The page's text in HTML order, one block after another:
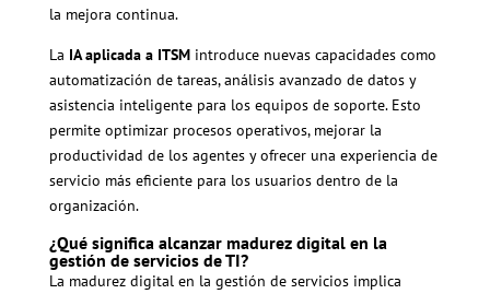
la mejora continua.
La IA aplicada a ITSMintroduce nuevas capacidades como
automatización de tareas, análisis avanzado de datos y
asistencia inteligente para los equipos de soporte. Esto
permite optimizar procesos operativos, mejorar la
productividad de los agentes y ofrecer una experiencia de
servicio más eficiente para los usuarios dentro de la
organización.
¿Qué significa alcanzar madurez digital en la
gestión de servicios de TI?
La madurez digital en la gestión de servicios implica